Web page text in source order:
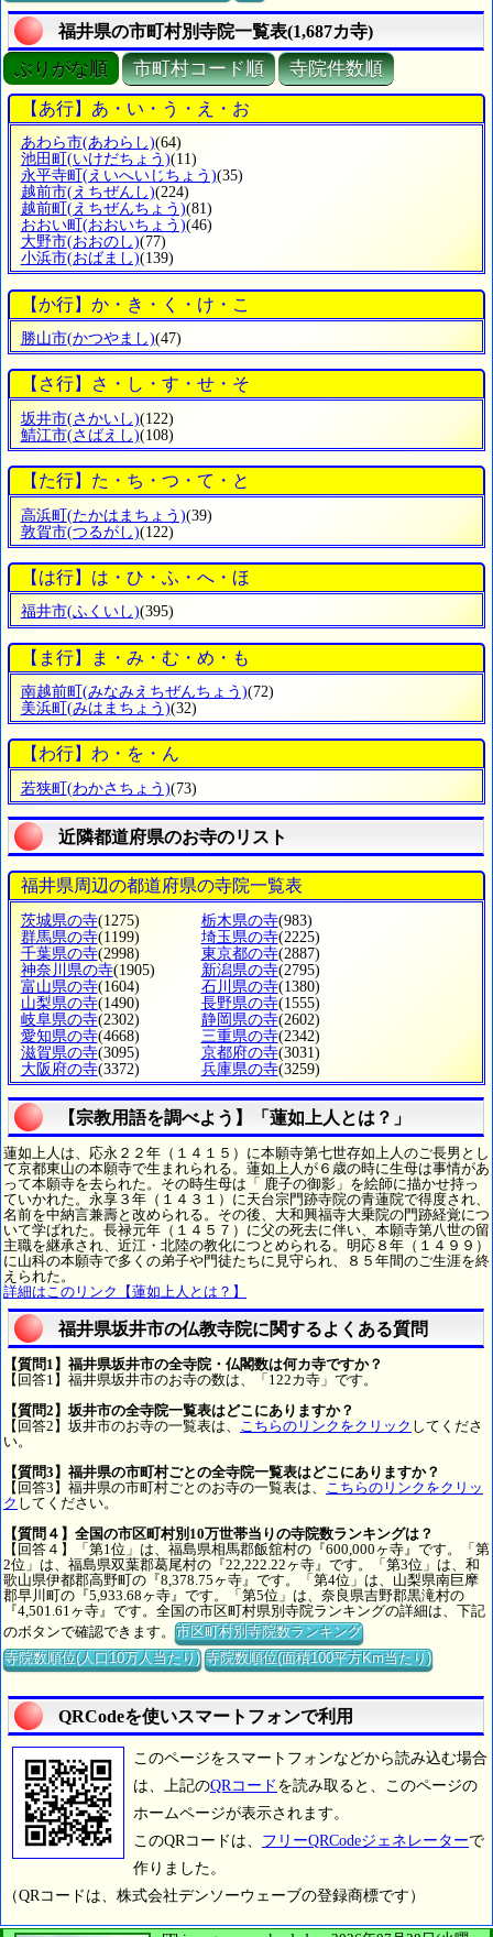
福井県の市町村別寺院一覧表(1,687カ寺)
ぶりがな順 市町村コード順 寺院件数順
【あ行】あ・い・う・え・お
あわら市(あわらし)(64)
池田町 (いけだちょう)(11)
永平寺町 (えいへいじちょう)(35)
越前市(えちぜんし)(224)
越前町 (えちぜんちょう)(81)
おおい町 (おおいちょう)(46)
大野市(おおのし)(77)
小浜市(おばまし)(139)
【か行】か・き・く・け・こ
勝山市(かつやまし)(47)
【さ行】さ・し・す・せ・そ
坂井市(さかいし)(122)
鯖江市(さばえし)(108)
【た行】た・ち・つ・て・と
高浜町(たかはまちょう)(39)
敦賀市(つるがし)(122)
【は行】は・ひ・ふ・へ・ほ
福井市(ふくいし)(395)
【ま行】ま・み・む・め・も
南越前町 (みなみえちぜんちょう)(72)
美浜町 (みはまちょう)(32)
【わ行】わ・を・ん
若狭町 (わかさちょう)(73)
近隣都道府県のお寺のリスト
福井県周辺の都道府県の寺院一覧表
茨城県の寺(1275) 栃木県の寺(983)
群馬県の寺(1199) 埼玉県の寺(2225)
千葉県の寺(2998) 東京都の寺(2887)
神奈川県の寺(1905) 新潟県の寺(2795)
富山県の寺(1604) 石川県の寺(1380)
山梨県の寺(1490) 長野県の寺(1555)
岐阜県の寺(2302) 静岡県の寺(2602)
愛知県の寺(4668) 三重県の寺(2342)
滋賀県の寺(3095) 京都府の寺(3031)
大阪府の寺(3372) 兵庫県の寺(3259)
【宗教用語を調べよう】「蓮如上人とは？」
蓮如上人は、応永２２年（１４１５）に本願寺第七世存如上人のご長男とし
て京都東山の本願寺で生まれられる。蓮如上人が６歳の時に生母は事情があ
って本願寺を去られた。その時生母は「 鹿子の御影」を絵師に描かせ持っ
ていかれた。永享３年（１４３１）に天台宗門跡寺院の青蓮院で得度され、
名前を中納言兼壽と改められる。その後、大和興福寺大乗院の門跡経覚につ
いて学ばれた。長禄元年（１４５７）に父の死去に伴い、本願寺第八世の留
主職を継承され、近江・北陸の教化につとめられる。明応８年（１４９９）
に山科の本願寺で多くの弟子や門徒たちに見守られ、８５年間のご生涯を終
えられた。
詳細はこのリンク【蓮如上人とは？】
福井県坂井市の仏教寺院に関するよくある質問
【質問1】福井県坂井市の全寺院・仏閣数は何カ寺ですか？
【回答1】福井県坂井市のお寺の数は、「122カ寺」です。
【質問2】坂井市の全寺院一覧表はどこにありますか？
【回答2】坂井市のお寺の一覧表は、 こちらのリンクをクリック してくださ
い。
【質問3】福井県の市町村ごとの全寺院一覧表はどこにありますか？
【回答3】福井県の市町村ごとのお寺の一覧表は、 こちらのリンクをクリッ
ク してください。
【質問４】全国の市区町村別10万世帯当りの寺院数ランキングは？
【回答４】「第1位」は、福島県相馬郡飯舘村の『600,000ヶ寺』です。「第
2位」は、福島県双葉郡葛尾村の『22,222.22ヶ寺』です。「第3位」は、和
歌山県伊都郡高野町の『8,378.75ヶ寺』です。「第4位」は、山梨県南巨摩
郡早川町の『5,933.68ヶ寺』です。「第5位」は、奈良県吉野郡黒滝村の
『4,501.61ヶ寺』です。全国の市区町村県別寺院ランキングの詳細は、下記
のボタンで確認できます。市区町村別寺院数ランキング
寺院数順位(人口10万人当たり) 寺院数順位(面積100平方Km当たり)
QRCodeを使いスマートフォンで利用
このページをスマートフォンなどから読み込む場合
は、上記のQRコード を読み取ると、このページの
ホームページが表示されます。
このQRコードは、 フリーQRCodeジェネレーターで
作りました。
（QRコードは、株式会社デンソーウェーブの登録商標です）